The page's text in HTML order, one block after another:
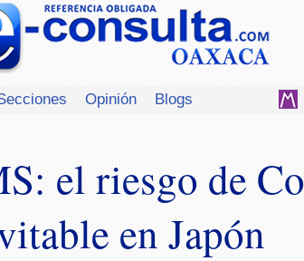
Opinión Blogs
el riesgo de
en Japón